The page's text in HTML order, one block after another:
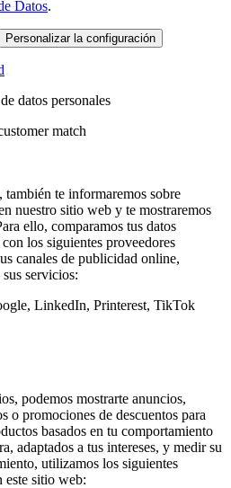
Datos.
Personalizar la configuración
datos personales
match
te informaremos sobre
nuestro sitio web y te mostraremos
ello, comparamos tus datos
los siguientes proveedores
canales de publicidad online,
servicios:
LinkedIn, Printerest, TikTok
podemos mostrarte anuncios,
o promociones de descuentos para
basados en tu comportamiento
adaptados a tus intereses, y medir su
utilizamos los siguientes
este sitio web: